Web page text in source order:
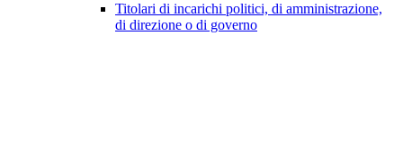
Titolari di incarichi politici, di amministrazione,
di direzione o di governo